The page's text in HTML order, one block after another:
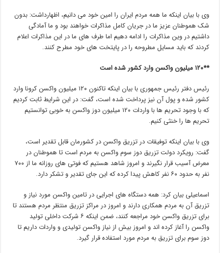
وی با بیان اینکه ما همه مردم ایران را امین خود می دانیم، اظهارداشت: بدون
شک هموطنان عزیز ما در جریان کامل مذاکرات خواهند بود و ما آمادگی
داشتیم در وین مذاکرات را ادامه دهیم اما طرف های ما در این مذاکرات اعلام
کردند که باید مسایل مطروحه را در پایتخت های خود مطرح کنند.
**۱۲۰ میلیون واکسن وارد کشور شده است
رئیس دفتر رئیس جمهوری با بیان اینکه تاکنون ۱۲۰ میلیون واکسن کرونا وارد
کشور شده و پول آن نیز پرداخت شده است، گفت: در این شرایط ثابت کردیم
که با وجود تحریم ها با واردات ۱۲۰ میلیون دوز واکسن به خوبی توانستیم
تحریم ها را خنثی کنیم.
وی با بیان اینکه توفیقات در تزریق واکسن در کشورمان قابل تقدیر است،
گفت: رویکرد دولت تزریق دوز سوم واکسن به مردم است تا هموطنان در
معرض آسیب قرار نگیرند و امروز شاهد هستیم که فوتی های روزانه ما از ۷۰۰
نفر به حدود ۶۰ نفر کاهش پیدا کرده که این جای تقدیر و تشکر دارد.
اسماعیلی بیان کرد: همه دستگاه های اجرایی در تامین واکسن مورد نیاز و
تزریق آن به مردم همکاری دارند و امروز در مراکز تزریق منتظر مردم هستند تا
برای تزریق واکسن خود مراجعه کنند، ضمن اینکه ۶ شرکت داخلی تولید
واکسن را آغاز کرده اند و امروز بیش از نیاز واکسن تولیدی و واردات داریم تا
دوز سوم برای تزریق به مردم مورد استفاده قرار گیرد.